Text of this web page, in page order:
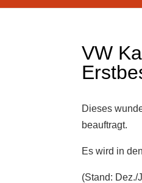
VW
Dieses
beauftragt.
Es wird in
(Stand: Dez./